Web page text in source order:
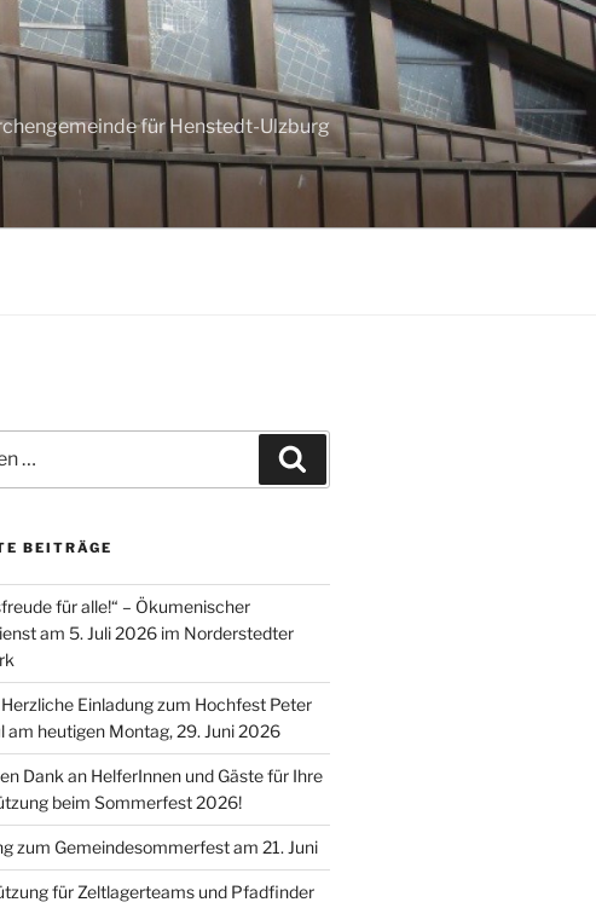
für Henstedt-Ulzburg
BEITRÄGE
für alle!“ – Ökumenischer
am 5. Juli 2026 im Norderstedter
Herzliche Einladung zum Hochfest Peter
am heutigen Montag, 29. Juni 2026
Dank an HelferInnen und Gäste für Ihre
beim Sommerfest 2026!
zum Gemeindesommerfest am 21. Juni
für Zeltlagerteams und Pfadfinder